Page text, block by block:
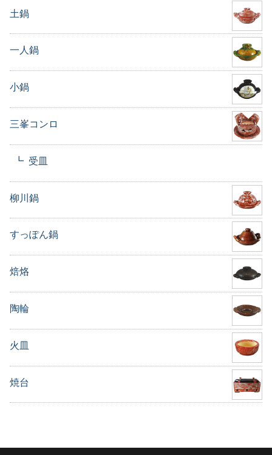
土鍋
一人鍋
小鍋
三峯コンロ
受皿
柳川鍋
すっぽん鍋
焙烙
陶輪
火皿
焼台